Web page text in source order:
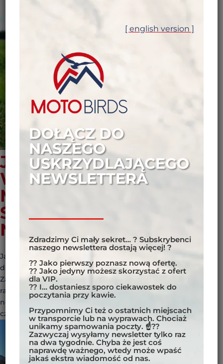
JAK ZAPLANOWAĆ
WYPRAWĘ
MOTOCYKLOWĄ –
SKUTECZNE DARMOWE
NARZĘDZIA
Jak zaplanować wyprawę motocyklową – skuteczne
darmowe narzędzia Podróż motocyklem to wolność!
Zaczynając podróże motocyklowe, nie wskoczyliśmy od
razu na głęboką wodę. Podróż za podróżą uczyliśmy się
nowych sztuczek i zdobywaliśmy doświadczenie, aby
czerpać jak...
[ english version ]
DOŁĄCZ DO
NASZEGO
USKRZYDLAJĄCEGO
NEWSLETTERA
Zdradzimy Ci mały sekret… ? Subskrybenci
naszego newslettera dostają więcej! ?
?? Jako pierwszy poznasz nową ofertę.
?? Jako jedyny możesz skorzystać z ofert
dla VIP.
?? I… dostaniesz sporo ciekawostek do
poczytania przy kawie.
Przypomnimy Ci też o ostatnich miejscach
w transporcie lub na wyprawach. Chociaż
unikamy spamowania poczty. ☝??
Zazwyczaj wysyłamy newsletter tylko raz
na dwa tygodnie. Chyba że jest coś
naprawdę ważnego, wtedy może wpaść
jakaś ekstra wiadomość od nas.